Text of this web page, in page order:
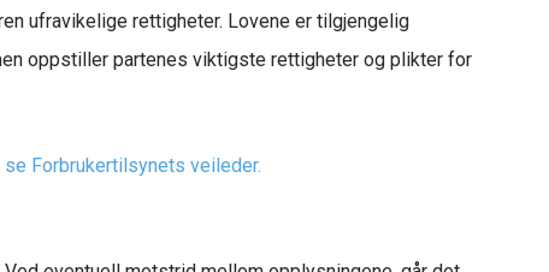
ufravikelige rettigheter. Lovene er tilgjengelig
oppstiller partenes viktigste rettigheter og plikter for
Forbrukertilsynets veileder.